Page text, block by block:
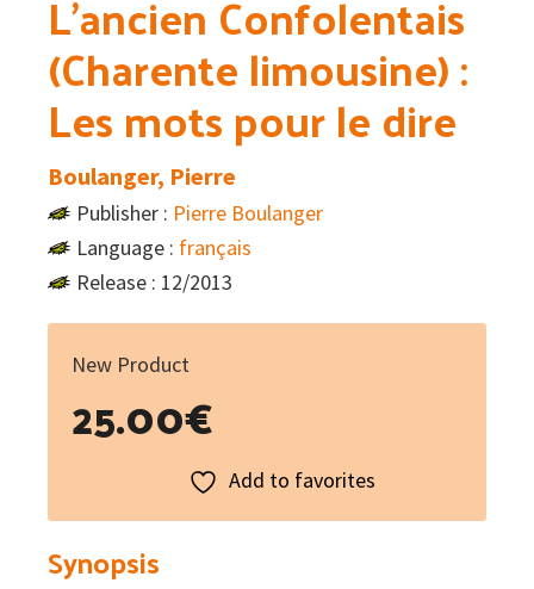
L’ancien Confolentais
(Charente limousine) :
Les mots pour le dire
Boulanger, Pierre
Publisher : Pierre Boulanger
Language : français
Release : 12/2013
New Product
25.00€
Add to favorites
Synopsis